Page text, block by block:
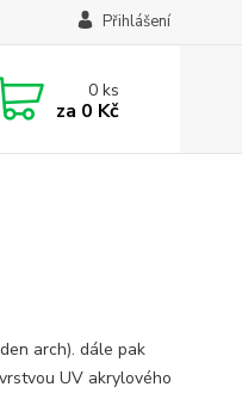
Přihlášení
0ks
za 0 Kč
arch). dále pak
UV akrylového